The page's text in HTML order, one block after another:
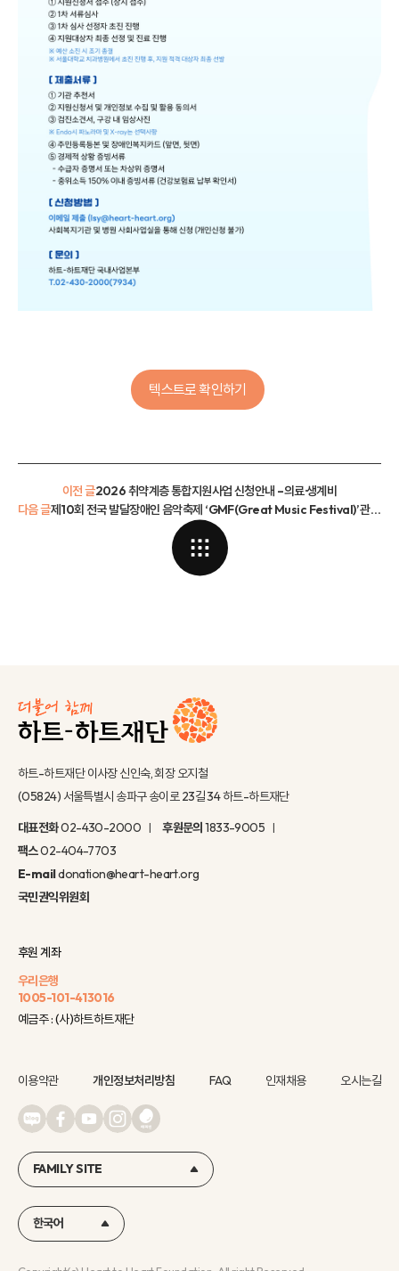
텍스트로 확인하기
이전 글2026 취약계층 통합지원사업 신청안내 –의료·생계비
제10회 전국 발달장애인 음악축제 ‘GMF(Great Music Festival)’ 관람 신청 안내
다음 글
하트-하트재단 이사장 신인숙, 회장 오지철
(05824) 서울특별시 송파구 송이로 23길 34 하트-하트재단
대표전화02-430-2000 후원문의1833-9005
팩스02-404-7703
E-maildonation@heart-heart.org
국민권익위원회
후원 계좌
우리은행
1005-101-413016
예금주 : (사)하트하트재단
이용약관 개인정보처리방침 FAQ 인재채용 오시는길
FAMILY SITE
한국어